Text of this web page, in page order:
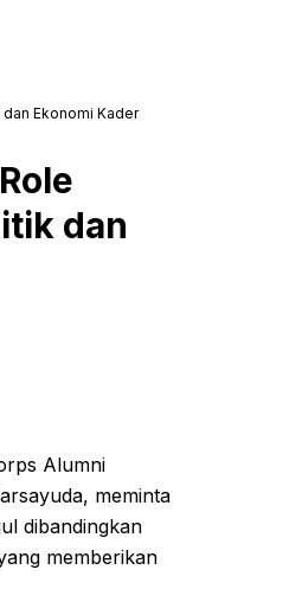
Ekonomi Kader
dan
Alumni
meminta
dibandingkan
memberikan